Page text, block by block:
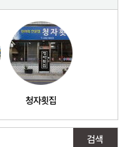
청자횟집